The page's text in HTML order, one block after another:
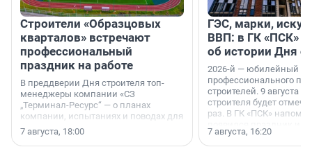
Строители «Образцовых
кварталов» встречают
профессиональный
праздник на работе
В преддверии Дня строителя топ-
менеджеры компании «СЗ
„Терминал-Ресурс“ — о планах
компании, испытаниях и поводах для
осторожного оптимизма.
7 августа, 18:00
ГЭС, марки,
ВВП: в ГК «ПСК»
об истории Дня
2026-й — юбилейный
профессионального
строителей. 9 августа
строителя будет
раз. В ГК «ПСК»
поменялась роль
7 августа, 16:20